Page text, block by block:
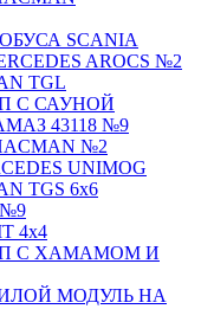
SCANIA
AROCS №2
TGL
С САУНОЙ
43118 №9
№2
UNIMOG
TGS 6х6
4x4
С ХАМАМОМ И
МОДУЛЬ НА